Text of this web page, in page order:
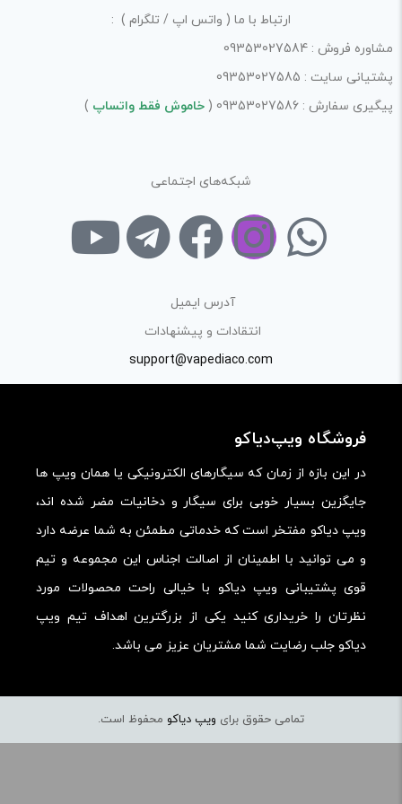
فرآیند خرید یک محصول توسط ایشان است.
با توجه به ساختار بخش نظرات، از پرسیدن سوال یا درخواست
راهنمایی در این بخش خودداری کرده و سوالات خود را در بخش
«پرسش و پاسخ» مطرح کنید.
ارزش خرید در برابر قیمت:
ارتباط با ما ( واتس اپ / تلگرام ) :
مشاوره فروش : 09353027584
پشتیانی سایت : 09353027585
پیگیری سفارش : 09353027586 (
خاموش فقط واتساپ )
شبکه‌های اجتماعی
آدرس ایمیل
انتقادات و پیشنهادات
support@vapediaco.com
فروشگاه ویپ‌دیاکو
در این بازه از زمان که سیگارهای الکترونیکی یا همان ویپ ها
جایگزین بسیار خوبی برای سیگار و دخانیات مضر شده اند،
ویپ دیاکو مفتخر است که خدماتی مطمئن به شما عرضه دارد
و می توانید با اطمینان از اصالت اجناس این مجموعه و تیم
قوی پشتیبانی ویپ دیاکو با خیالی راحت محصولات مورد
نظرتان را خریداری کنید یکی از بزرگترین اهداف تیم ویپ
دیاکو جلب رضایت شما مشتریان عزیز می باشد.
تمامی حقوق برای ویپ دیاکو محفوظ است.